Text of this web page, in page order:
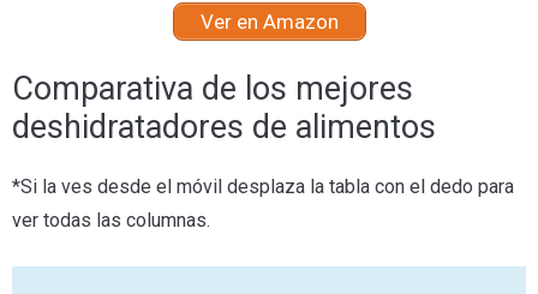
Ver en Amazon
Comparativa de los mejores
deshidratadores de alimentos
*Si la ves desde el móvil desplaza la tabla con el dedo para
ver todas las columnas.